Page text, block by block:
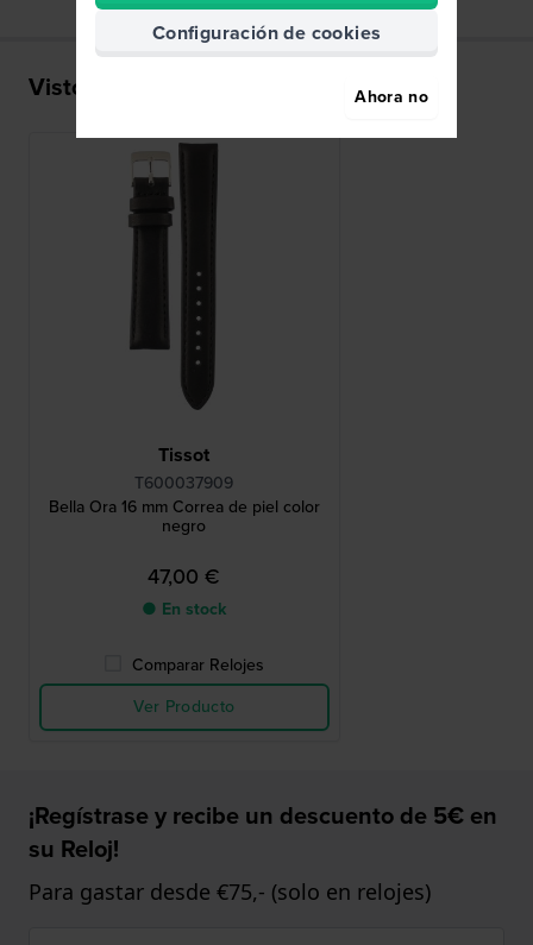
Visto recientemente
Tissot
T600037909
Bella Ora 16 mm Correa de piel color
negro
47,00 €
● En stock
Comparar Relojes
Ver Producto
¡Regístrase y recibe un descuento de 5€ en
su Reloj!
Para gastar desde €75,- (solo en relojes)
Configuración de cookies
Ahora no